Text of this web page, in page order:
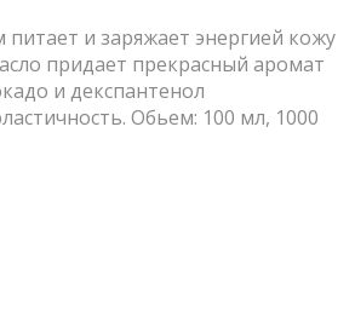
и заряжает энергией кожу
придает прекрасный аромат
и декспантенол
Обьем: 100 мл, 1000